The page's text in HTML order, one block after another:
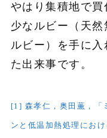
やはり集積地で
少なルビー（天
ルビー）を手に
た出来事です。
[1] 森孝仁，奥田薫，「
ンと低温加熱処理にお